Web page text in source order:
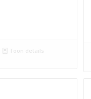
Toon details